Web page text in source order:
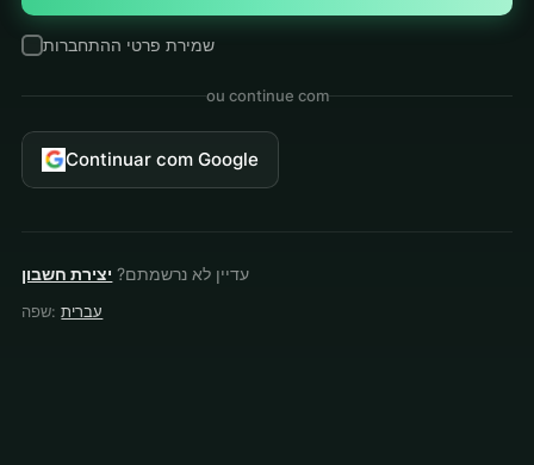
שמירת פרטי ההתחברות
ou continue com
Continuar com Google
עדיין לא נרשמתם? יצירת חשבון
שפה: עברית